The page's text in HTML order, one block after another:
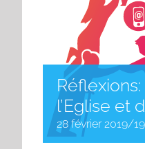
l’Eglise et
28 février 2019/